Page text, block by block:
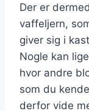
Der er
vaffeljern,
giver sig i
Nogle kan
hvor andre
som du
derfor vide